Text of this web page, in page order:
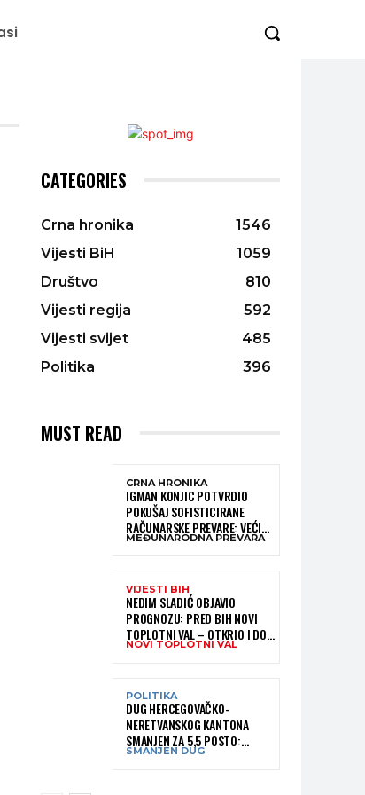
CATEGORIES
Crna hronika
1546
Vijesti BiH
1059
Društvo
810
Vijesti regija
592
Vijesti svijet
485
Politika
396
MUST READ
CRNA HRONIKA
IGMAN KONJIC POTVRDIO
POKUŠAJ SOFISTICIRANE
RAČUNARSKE PREVARE: VEĆI
DIO NOVCA BLOKIRAN,
MEĐUNARODNA PREVARA
VIJESTI BIH
NEDIM SLADIĆ OBJAVIO
PROGNOZU: PRED BIH NOVI
TOPLOTNI VAL – OTKRIO I DO
KADA BI MOGAO TRAJATI
NOVI TOPLOTNI VAL
POLITIKA
DUG HERCEGOVAČKO-
NERETVANSKOG KANTONA
SMANJEN ZA 5,5 POSTO:
OBJAVLJENI NAJNOVIJI PODACI
SMANJEN DUG